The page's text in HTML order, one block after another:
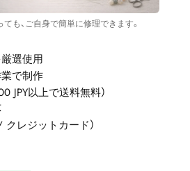
も、ご自身で簡単に修理できます。
選使用
で制作
JPY以上で送料無料）
クレジットカード）